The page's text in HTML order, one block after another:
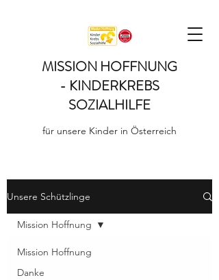
MISSION HOFFNUNG
- KINDERKREBS
SOZIALHILFE
für unsere Kinder in Österreich
Unsere Schützlinge
Mission Hoffnung
Danke
Mission Hoffnung